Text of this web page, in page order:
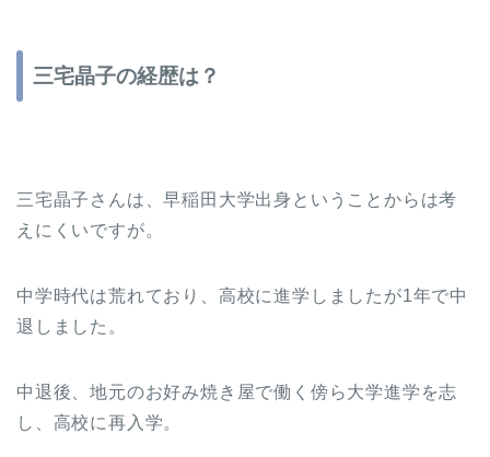
三宅晶子の経歴は？
三宅晶子さんは、早稲田大学出身ということからは考
えにくいですが。
中学時代は荒れており、高校に進学しましたが1年で中
退しました。
中退後、地元のお好み焼き屋で働く傍ら大学進学を志
し、高校に再入学。